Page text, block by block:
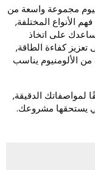
مجموعة واسعة من
الأنواع المختلفة,
على اتخاذ
كفاءة الطاقة,
الألومنيوم يناسب
الدقيقة,